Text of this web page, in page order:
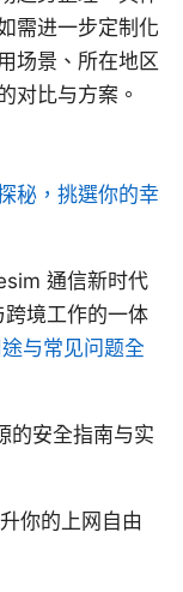
需进一步定制化
场景、所在地区
对比与方案。
秘，挑選你的幸
通信新时代
境工作的一体
与常见问题全
的安全指南与实
你的上网自由